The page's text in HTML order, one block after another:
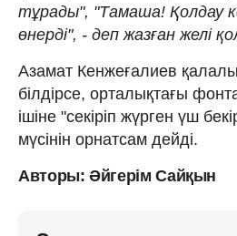
тұрады", "Тамаша! Қолдау
өнерді", - деп жазған желі
Азамат Кенжеғалиев
білдірсе, орталықтағы
ішіне "секіріп жүрген үш
мүсінін орнатсам дейді.
Авторы: Әйгерім Сайқын